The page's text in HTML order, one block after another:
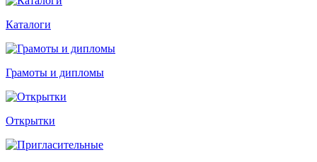
Каталоги
Грамоты и дипломы
Открытки